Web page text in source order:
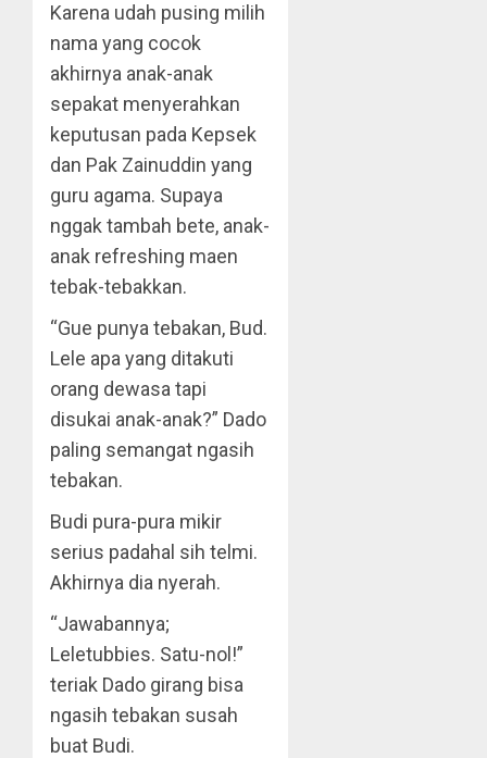
Karena udah pusing milih
nama yang cocok
akhirnya anak-anak
sepakat menyerahkan
keputusan pada Kepsek
dan Pak Zainuddin yang
guru agama. Supaya
nggak tambah bete, anak-
anak refreshing maen
tebak-tebakkan.
“Gue punya tebakan, Bud.
Lele apa yang ditakuti
orang dewasa tapi
disukai anak-anak?” Dado
paling semangat ngasih
tebakan.
Budi pura-pura mikir
serius padahal sih telmi.
Akhirnya dia nyerah.
“Jawabannya;
Leletubbies. Satu-nol!”
teriak Dado girang bisa
ngasih tebakan susah
buat Budi.